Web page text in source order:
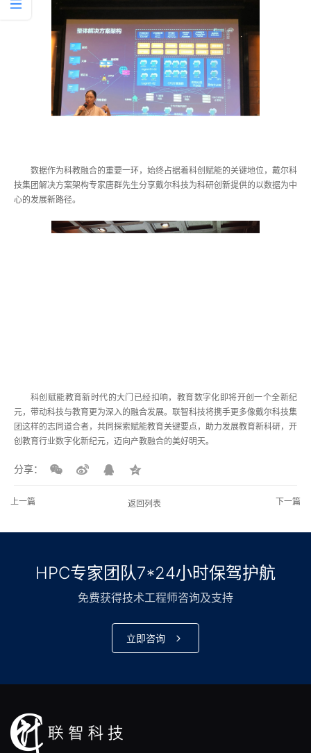
数据作为科教融合的重要一环，始终占据着科创赋能的关键地位，戴尔科
技集团解决方案架构专家唐群先生分享戴尔科技为科研创新提供的以数据为中
心的发展新路径。
科创赋能教育新时代的大门已经扣响，教育数字化即将开创一个全新纪
元，带动科技与教育更为深入的融合发展。联智科技将携手更多像戴尔科技集
团这样的志同道合者，共同探索赋能教育关键要点，助力发展教育新科研，开
创教育行业数字化新纪元，迈向产教融合的美好明天。
分享：
上一篇 返回列表 下一篇
HPC专家团队7*24小时保驾护航
免费获得技术工程师咨询及支持
立即咨询